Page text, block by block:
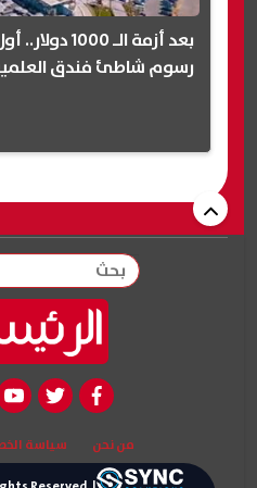
بعد أزمة الـ
رسوم شاطئ فندق
بحث
facebook
twitter
من نحن سياسة